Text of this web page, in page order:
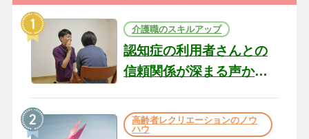
介護職のスキルアップ
認知症の利用者さんとの
信頼関係が深まる声かけ
の現場から（22）
高齢者レクリエーションのノウ
ハウ